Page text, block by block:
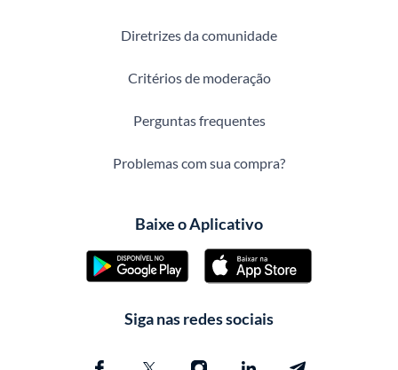
Diretrizes da comunidade
Critérios de moderação
Perguntas frequentes
Problemas com sua compra?
Baixe o Aplicativo
Siga nas redes sociais